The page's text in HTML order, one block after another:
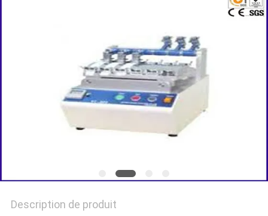
CONFIDENTIALITÉ
Description de produit